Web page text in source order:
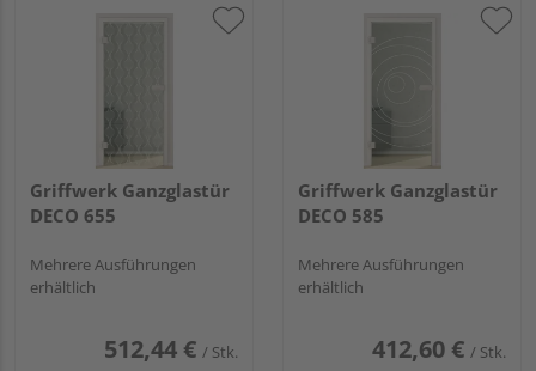
Griffwerk Ganzglastür
DECO 655
Mehrere Ausführungen
erhältlich
512,44 € / Stk.
Griffwerk Ganzglastür
DECO 585
Mehrere Ausführungen
erhältlich
412,60 € / Stk.